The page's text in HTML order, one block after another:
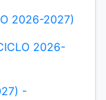
2026-2027)
2026-
-